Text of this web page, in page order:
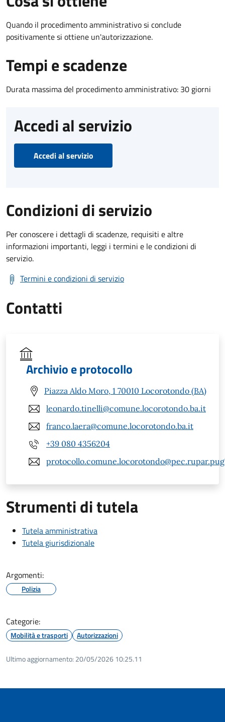
Quando il procedimento amministrativo si conclude
positivamente si ottiene un'autorizzazione.
Tempi e scadenze
Durata massima del procedimento amministrativo: 30 giorni
Accedi al servizio
Accedi al servizio
Condizioni di servizio
Per conoscere i dettagli di scadenze, requisiti e altre
informazioni importanti, leggi i termini e le condizioni di
servizio.
Termini e condizioni di servizio
Contatti
Archivio e protocollo
Piazza Aldo Moro, 1 70010 Locorotondo (BA)
leonardo.tinelli@comune.locorotondo.ba.it
franco.laera@comune.locorotondo.ba.it
+39 080 4356204
Strumenti di tutela
Tutela amministrativa
Tutela giurisdizionale
Argomenti:
Polizia
Categorie:
Mobilità e trasporti Autorizzazioni
Ultimo aggiornamento: 20/05/2026 10:25.11